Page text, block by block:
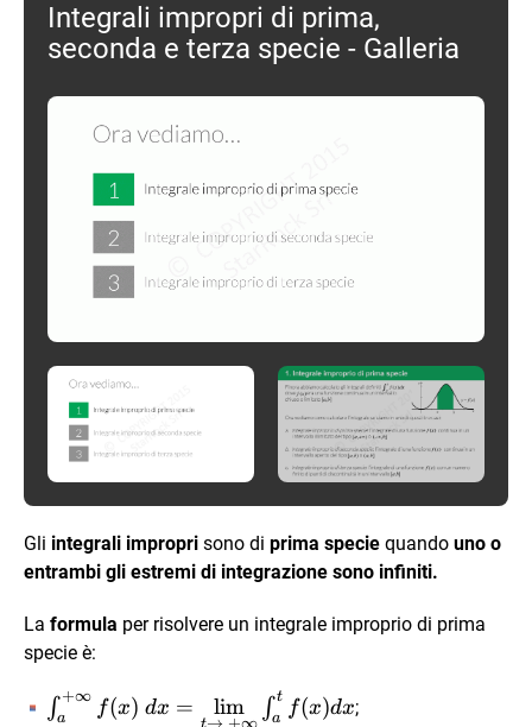
Integrali impropri di prima,
seconda e terza specie - Galleria
Gli integrali impropri sono di prima specie quando uno o
entrambi gli estremi di integrazione sono infiniti.
La formula per risolvere un integrale improprio di prima
specie è:
\int_a^{+
∫a
+∞
f(x) dx =
t
lim ∫a
t
f(x)dx;